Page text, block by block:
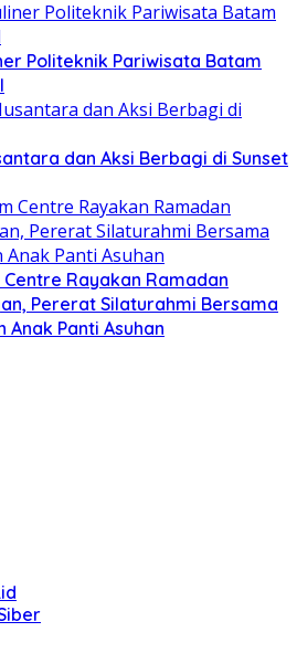
Politeknik Pariwisata Batam
dan Aksi Berbagi di Sunset
Rayakan Ramadan
Pererat Silaturahmi Bersama
Anak Panti Asuhan